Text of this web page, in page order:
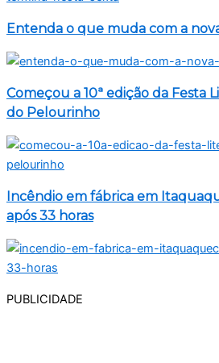
Entenda o que muda com a
Começou a 10ª edição da Festa
do Pelourinho
Incêndio em fábrica em
após 33 horas
PUBLICIDADE